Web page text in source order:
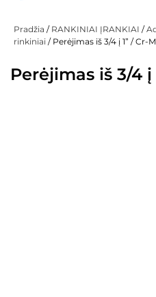
Pradžia / RANKINIAI ĮRANKIAI /
rinkiniai / Perėjimas iš 3/4 į 1” / Cr-
Perėjimas iš 3/4 į